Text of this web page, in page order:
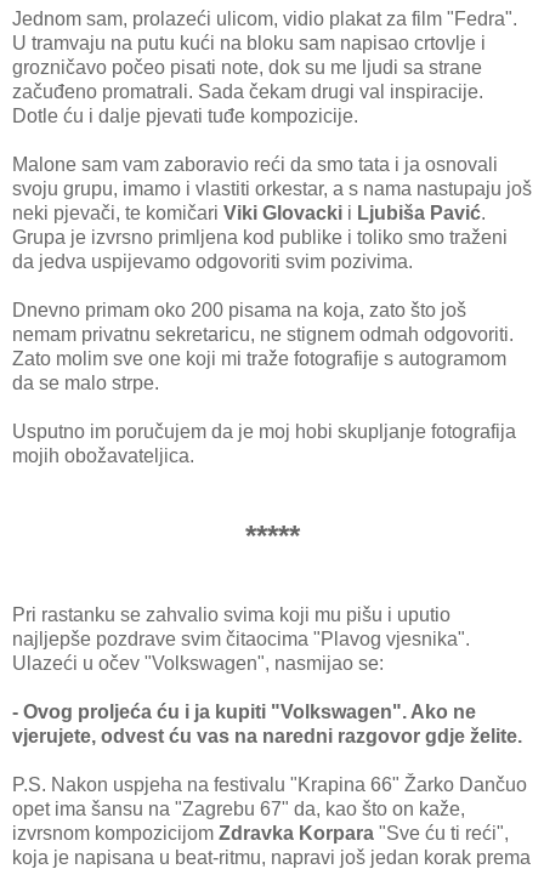
Jednom sam, prolazeći ulicom, vidio plakat za film "Fedra".
U tramvaju na putu kući na bloku sam napisao crtovlje i
grozničavo počeo pisati note, dok su me ljudi sa strane
začuđeno promatrali. Sada čekam drugi val inspiracije.
Dotle ću i dalje pjevati tuđe kompozicije.
Malone sam vam zaboravio reći da smo tata i ja osnovali
svoju grupu, imamo i vlastiti orkestar, a s nama nastupaju još
neki pjevači, te komičari Viki Glovacki i Ljubiša Pavić.
Grupa je izvrsno primljena kod publike i toliko smo traženi
da jedva uspijevamo odgovoriti svim pozivima.
Dnevno primam oko 200 pisama na koja, zato što još
nemam privatnu sekretaricu, ne stignem odmah odgovoriti.
Zato molim sve one koji mi traže fotografije s autogramom
da se malo strpe.
Usputno im poručujem da je moj hobi skupljanje fotografija
mojih obožavateljica.
*****
Pri rastanku se zahvalio svima koji mu pišu i uputio
najljepše pozdrave svim čitaocima "Plavog vjesnika".
Ulazeći u očev "Volkswagen", nasmijao se:
- Ovog proljeća ću i ja kupiti "Volkswagen". Ako ne
vjerujete, odvest ću vas na naredni razgovor gdje želite.
P.S. Nakon uspjeha na festivalu "Krapina 66" Žarko Dančuo
opet ima šansu na "Zagrebu 67" da, kao što on kaže,
izvrsnom kompozicijom Zdravka Korpara "Sve ću ti reći",
koja je napisana u beat-ritmu, napravi još jedan korak prema